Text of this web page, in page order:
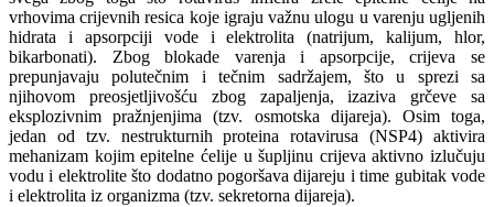
vrhovima crijevnih resica koje igraju važnu ulogu u varenju ugljenih
hidrata i apsorpciji vode i elektrolita (natrijum, kalijum, hlor,
bikarbonati). Zbog blokade varenja i apsorpcije, crijeva se
prepunjavaju polutečnim i tečnim sadržajem, što u sprezi sa
njihovom preosjetljivošću zbog zapaljenja, izaziva grčeve sa
eksplozivnim pražnjenjima (tzv. osmotska dijareja). Osim toga,
jedan od tzv. nestrukturnih proteina rotavirusa (NSP4) aktivira
mehanizam kojim epitelne ćelije u šupljinu crijeva aktivno izlučuju
vodu i elektrolite što dodatno pogoršava dijareju i time gubitak vode
i elektrolita iz organizma (tzv. sekretorna dijareja).